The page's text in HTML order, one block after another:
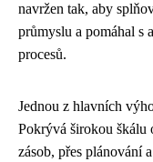
navržen tak, aby
průmyslu a pomáhal s
procesů.
Jednou z hlavních
Pokrývá širokou škálu
zásob, přes plánování